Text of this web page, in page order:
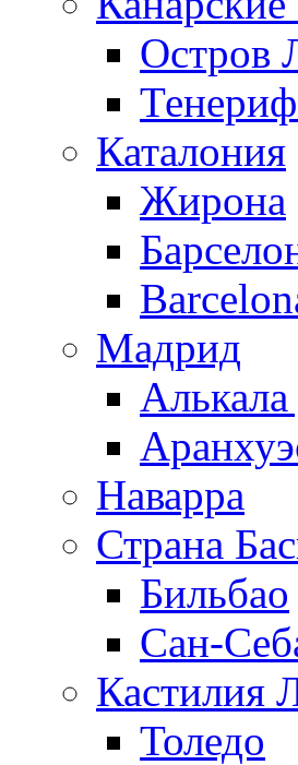
Остров
Каталония
Жирона
Мадрид
Наварра
Страна
Бильбао
Сан-
Кастилия
Толедо